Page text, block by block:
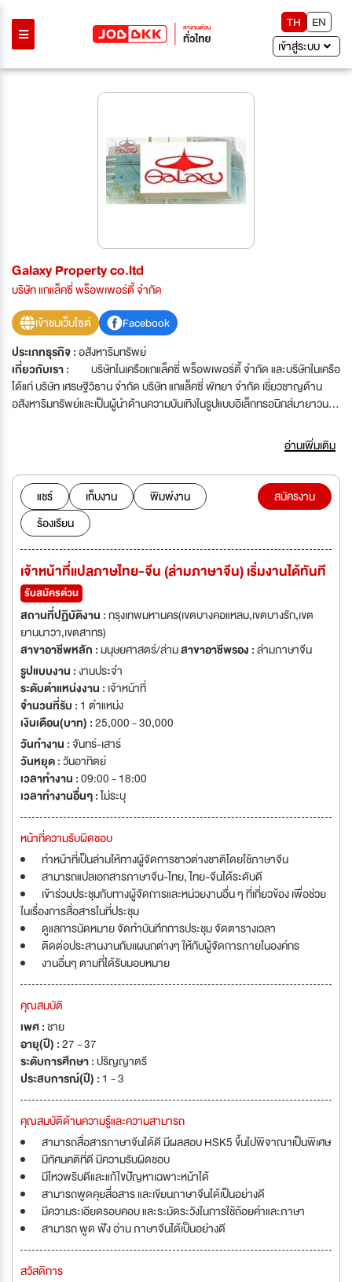
TH
EN
เข้าสู่ระบบ
Galaxy Property co.ltd
บริษัท แกแล็คซี่ พร็อพเพอร์ตี้ จำกัด
เข้าชมเว็บไซต์
Facebook
ประเภทธุรกิจ :อสังหาริมทรัพย์
เกี่ยวกับเรา :
บริษัทในเครือแกแล็คซี่ พร็อพเพอร์ตี้ จำกัด และบริษัทในเครือ
ได้แก่ บริษัท เศรษฐิวิธาน จำกัด บริษัท แกแล็คซี่ พัทยา จำกัด เชี่ยวชาญด้าน
อสังหาริมทรัพย์และเป็นผู้นำด้านความบันเทิงในรูปแบบอิเล็กทรอนิกส์มายาวนา
ประเภท ได้แก่ ธุรกิจอาคารสำนักงานให้เช่า , ธุรกิจพัฒนาอสังหาริมทรัพย์
, ธุรกิจโรงแรม , ธุรกิจตู้เกมส์ตามห้างสรรพสินค้า ทั่วประเทศ , ธุรกิจเกมส์
online & Mobile , ธุรกิจท่องเที่ยว , ธุรกิจนำเข้าสินค้าจากต่างประเทศ
เพื่อรองรับการขยายตัวของตลาดและการเติบโตของบริษัท จึงเปิดรับสมัครผู้ที่มี
ความสนใจในตำแหน่งงานต่างๆเข้ามาเป็นครอบครัวเดียวกับเราดังนี้
อ่านเพิ่มเติม
แชร์ เก็บงาน
พิมพ์งาน
ร้องเรียน
สมัครงาน
เจ้าหน้าที่แปลภาษไทย-จีน (ล่ามภาษาจีน) เริ่มงานได้ทันที
รับสมัครด่วน
สถานที่ปฏิบัติงาน :กรุงเทพมหานคร(เขตบางคอแหลม,เขตบางรัก,เขต
ยานนาวา,เขตสาทร)
สาขาอาชีพหลัก :มนุษยศาสตร์/ล่ามสาขาอาชีพรอง :ล่ามภาษาจีน
รูปแบบงาน :งานประจำ
ระดับตำแหน่งงาน : เจ้าหน้าที่
จำนวนที่รับ : 1 ตำแหน่ง
เงินเดือน(บาท) :25,000 - 30,000
วันทำงาน :จันทร์-เสาร์
วันหยุด :วันอาทิตย์
เวลาทำงาน :09:00 - 18:00
เวลาทำงานอื่นๆ :ไม่ระบุ
หน้าที่ความรับผิดชอบ
ทำหน้าที่เป็นล่ามให้ทางผู้จัดการชาวต่างชาติโดยใช้ภาษาจีน
สามารถแปลเอกสารภาษาจีน-ไทย, ไทย-จีนได้ระดับดี
เข้าร่วมประชุมกับทางผู้จัดการและหน่วยงานอื่น ๆ ที่เกี่ยวข้อง เพื่อช่วย
ในเรื่องการสื่อสารในที่ประชุม
ดูแลการนัดหมาย จัดทำบันทึกการประชุม จัดตารางเวลา
ติดต่อประสานงานกับเเผนกต่างๆ ให้กับผู้จัดการภายในองค์กร
งานอื่นๆ ตามที่ได้รับมอบหมาย
คุณสมบัติ
เพศ :ชาย
อายุ(ปี) :27 - 37
ระดับการศึกษา :ปริญญาตรี
ประสบการณ์(ปี) : 1 - 3
คุณสมบัติด้านความรู้และความสามารถ
สามารถสื่อสารภาษาจีนได้ดี มีผลสอบ HSK5 ขึ้นไปพิจาณาเป็นพิเศษ
มีทัศนคติที่ดี มีความรับผิดชอบ
มีไหวพริบดีและแก้ไขปัญหาเฉพาะหน้าได้
สามารถพูดคุยสื่อสาร และเขียนภาษาจีนได้เป็นอย่างดี
มีความระเอียดรอบคอบ และระมัดระวังในการใช้ถ้อยคำและภาษา
สามารถ พูด ฟัง อ่าน ภาษาจีนได้เป็นอย่างดี
สวัสดิการ